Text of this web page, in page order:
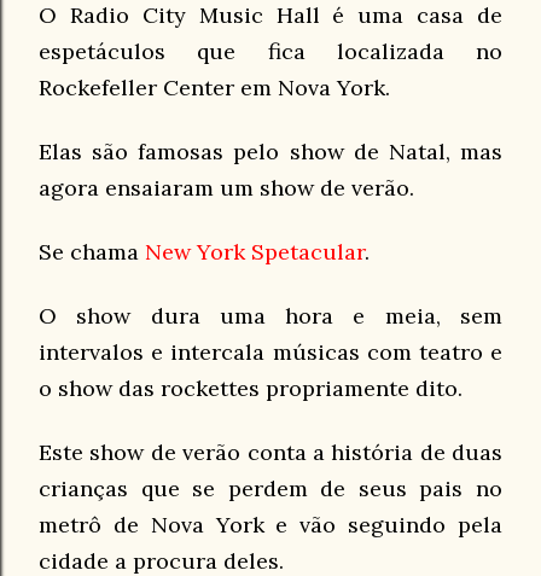
O Radio City Music Hall é uma casa de
espetáculos que fica localizada no
Rockefeller Center em Nova York.
Elas são famosas pelo show de Natal, mas
agora ensaiaram um show de verão.
Se chama New York Spetacular.
O show dura uma hora e meia, sem
intervalos e intercala músicas com teatro e
o show das rockettes propriamente dito.
Este show de verão conta a história de duas
crianças que se perdem de seus pais no
metrô de Nova York e vão seguindo pela
cidade a procura deles.